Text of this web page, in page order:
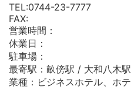
TEL:0744-23-7777
FAX:
営業時間：
休業日：
駐車場：
最寄駅：畝傍駅 / 大和八木駅
業種：ビジネスホテル、ホ